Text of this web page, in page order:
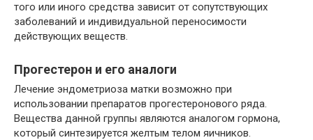
того или иного средства зависит от сопутствующих
заболеваний и индивидуальной переносимости
действующих веществ.
Прогестерон и его аналоги
Лечение эндометриоза матки возможно при
использовании препаратов прогестеронового ряда.
Вещества данной группы являются аналогом гормона,
который синтезируется желтым телом яичников.